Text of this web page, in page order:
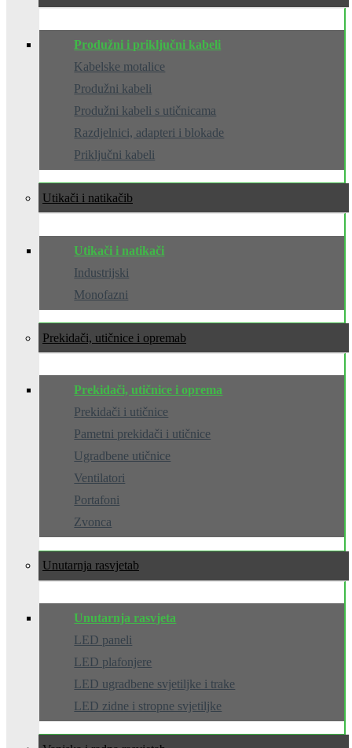
Produžni i priključni kabeli
Kabelske motalice
Produžni kabeli
Produžni kabeli s utičnicama
Razdjelnici, adapteri i blokade
Priključni kabeli
Utikači i natikači
Utikači i natikači
Industrijski
Monofazni
Prekidači, utičnice i oprema
Prekidači, utičnice i oprema
Prekidači i utičnice
Pametni prekidači i utičnice
Ugradbene utičnice
Ventilatori
Portafoni
Zvonca
Unutarnja rasvjeta
Unutarnja rasvjeta
LED paneli
LED plafonjere
LED ugradbene svjetiljke i trake
LED zidne i stropne svjetiljke